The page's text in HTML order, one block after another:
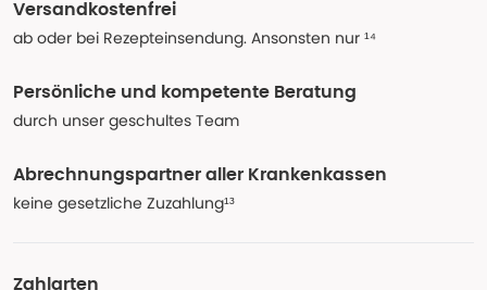
Versandkostenfrei
ab oder bei Rezepteinsendung. Ansonsten nur ¹⁴
Persönliche und kompetente Beratung
durch unser geschultes Team
Abrechnungspartner aller Krankenkassen
keine gesetzliche Zuzahlung¹³
Zahlarten